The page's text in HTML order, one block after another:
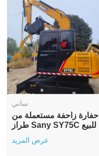
ساني
حفارة زاحفة مستعملة من
طراز Sany SY75C للبيع
عرض المزيد